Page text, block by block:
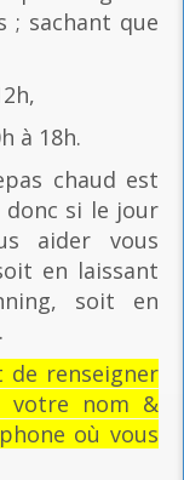
; sachant que
à 18h.
chaud est
donc si le jour
aider vous
en laissant
soit en
de renseigner
votre nom &
où vous